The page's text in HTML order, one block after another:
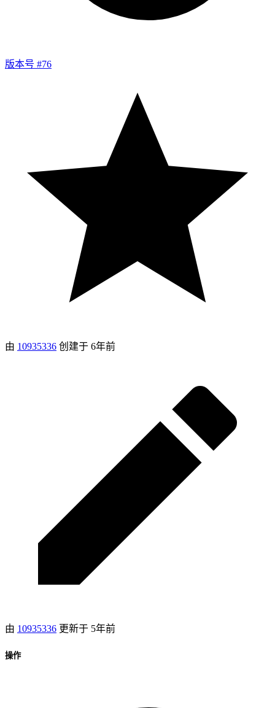
版本号 #76
由 10935336 创建于 6年前
由 10935336 更新于 5年前
操作